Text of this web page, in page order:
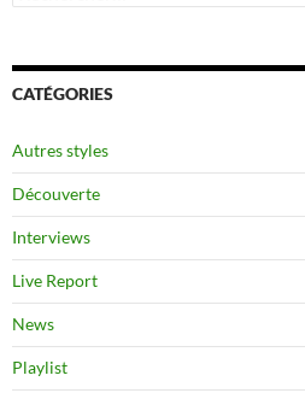
CATÉGORIES
Autres styles
Découverte
Interviews
Live Report
News
Playlist